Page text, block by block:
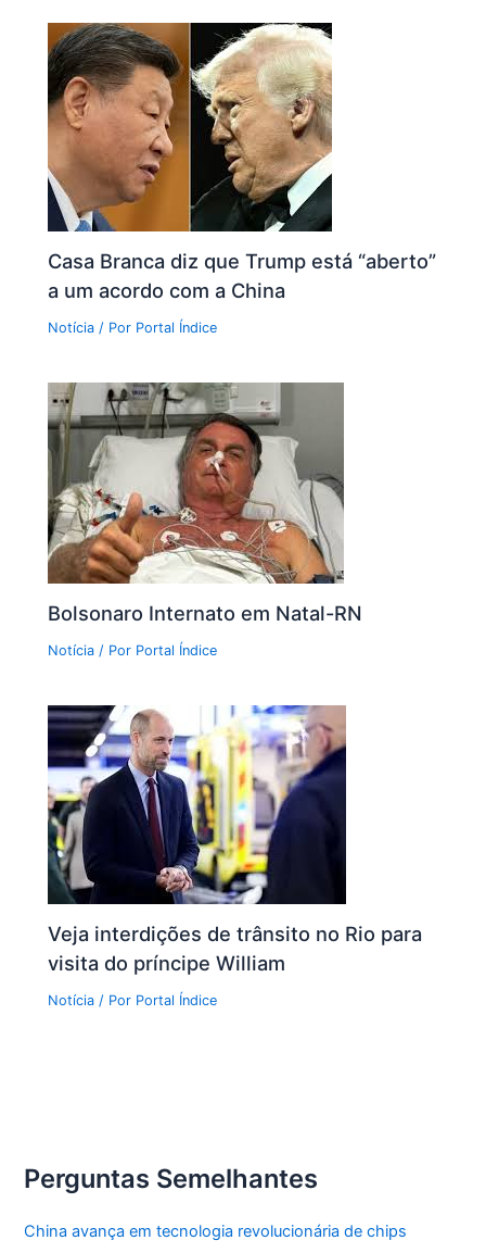
Casa Branca diz que Trump está “aberto”
a um acordo com a China
Notícia / Por Portal Índice
Bolsonaro Internato em Natal-RN
Notícia / Por Portal Índice
Veja interdições de trânsito no Rio para
visita do príncipe William
Notícia / Por Portal Índice
Perguntas Semelhantes
China avança em tecnologia revolucionária de chips